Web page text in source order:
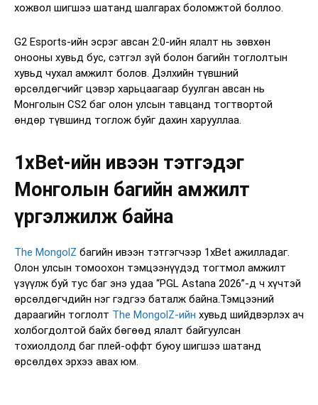
хожвол шигшээ шатанд шалгарах боломжтой боллоо.
G2 Esports-ийн эсрэг авсан 2:0-ийн ялалт нь зөвхөн
онооны хувьд бус, сэтгэл зүй болон багийн тоглолтын
хувьд чухал амжилт болов. Дэлхийн түвшний
өрсөлдөгчийг цэвэр харьцаагаар буулган авсан нь
Монголын CS2 баг олон улсын тавцанд тогтвортой
өндөр түвшинд тоглож буйг дахин харууллаа.
1xBet-ийн ивээн тэтгэдэг
Монголын багийн амжилт
үргэлжилж байна
The MongolZ багийн ивээн тэтгэгчээр 1xBet ажилладаг.
Олон улсын томоохон тэмцээнүүдэд тогтмол амжилт
үзүүлж буй тус баг энэ удаа “PGL Astana 2026”-д ч хүчтэй
өрсөлдөгчдийн нэг гэдгээ баталж байна.Тэмцээний
дараагийн тоглолт The MongolZ-ийн хувьд шийдвэрлэх ач
холбогдолтой байх бөгөөд ялалт байгуулсан
тохиолдолд баг плей-оффт буюу шигшээ шатанд
өрсөлдөх эрхээ авах юм.